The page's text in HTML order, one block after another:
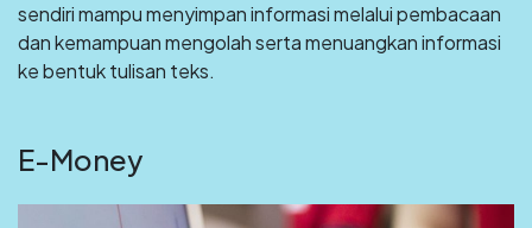
sendiri mampu menyimpan informasi melalui pembacaan
dan kemampuan mengolah serta menuangkan informasi
ke bentuk tulisan teks.
E-Money